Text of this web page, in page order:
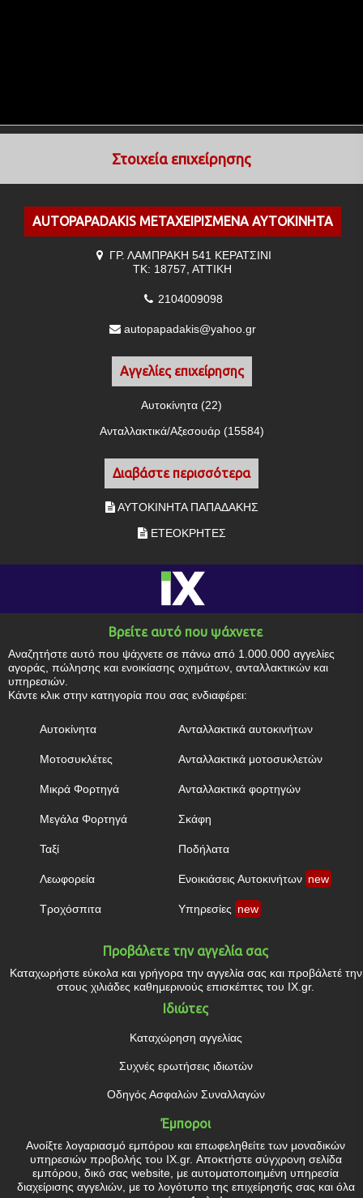
Στοιχεία επιχείρησης
ΑUTOPAPADAKIS ΜΕΤΑΧΕΙΡΙΣΜΕΝΑ ΑΥΤΟΚΙΝΗΤΑ
ΓΡ. ΛΑΜΠΡΑΚΗ 541 ΚΕΡΑΤΣΙΝΙ
ΤΚ: 18757, ΑΤΤΙΚΗ
2104009098
autopapadakis@yahoo.gr
Αγγελίες επιχείρησης
Αυτοκίνητα (22)
Ανταλλακτικά/Αξεσουάρ (15584)
Διαβάστε περισσότερα
ΑΥΤΟΚΙΝΗΤΑ ΠΑΠΑΔΑΚΗΣ
ΕΤΕΟΚΡΗΤΕΣ
Βρείτε αυτό που ψάχνετε
Αναζητήστε αυτό που ψάχνετε σε πάνω από 1.000.000 αγγελίες
αγοράς, πώλησης και ενοικίασης οχημάτων, ανταλλακτικών και
υπηρεσιών.
Κάντε κλικ στην κατηγορία που σας ενδιαφέρει:
Αυτοκίνητα
Μοτοσυκλέτες
Μικρά Φορτηγά
Μεγάλα Φορτηγά
Ταξί
Λεωφορεία
Τροχόσπιτα
Ανταλλακτικά αυτοκινήτων
Ανταλλακτικά μοτοσυκλετών
Ανταλλακτικά φορτηγών
Σκάφη
Ποδήλατα
Ενοικιάσεις Αυτοκινήτων new
Υπηρεσίες new
Προβάλετε την αγγελία σας
Καταχωρήστε εύκολα και γρήγορα την αγγελία σας και προβάλετέ την
στους χιλιάδες καθημερινούς επισκέπτες του IX.gr.
Ιδιώτες
Καταχώρηση αγγελίας
Συχνές ερωτήσεις ιδιωτών
Οδηγός Ασφαλών Συναλλαγών
Έμποροι
Ανοίξτε λογαριασμό εμπόρου και επωφεληθείτε των μοναδικών
υπηρεσιών προβολής του IX.gr. Αποκτήστε σύγχρονη σελίδα
εμπόρου, δικό σας website, με αυτοματοποιημένη υπηρεσία
διαχείρισης αγγελιών, με το λογότυπο της επιχείρησής σας και όλα